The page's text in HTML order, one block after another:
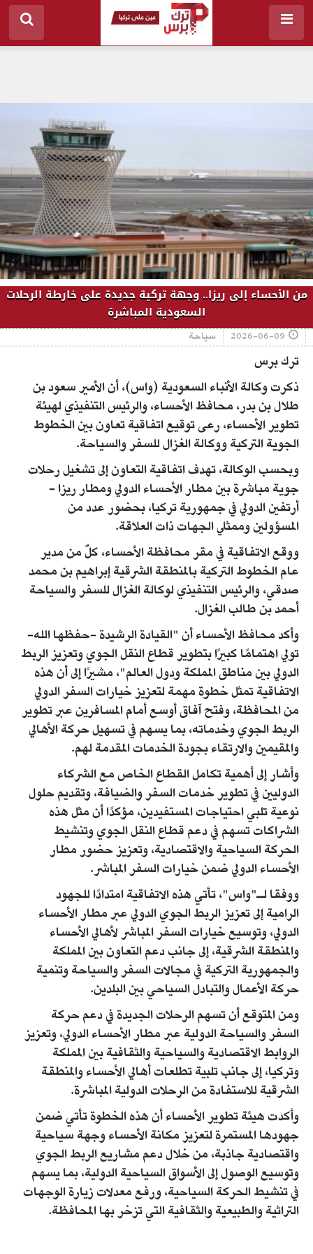
من الأحساء إلى ريزا.. وجهة تركية جديدة على خارطة الرحلات
السعودية المباشرة
2026-06-09 سياحة
ترك برس
ذكرت وكالة الأنباء السعودية (واس)، أن الأمير سعود بن
طلال بن بدر، محافظ الأحساء، والرئيس التنفيذي لهيئة
تطوير الأحساء، رعى توقيع اتفاقية تعاون بين الخطوط
الجوية التركية ووكالة الغزال للسفر والسياحة.
وبحسب الوكالة، تهدف اتفاقية التعاون إلى تشغيل رحلات
جوية مباشرة بين مطار الأحساء الدولي ومطار ريزا -
أرتفين الدولي في جمهورية تركيا، بحضور عدد من
المسؤولين وممثلي الجهات ذات العلاقة.
ووقع الاتفاقية في مقر محافظة الأحساء، كلٌ من مدير
عام الخطوط التركية بالمنطقة الشرقية إبراهيم بن محمد
صدقي، والرئيس التنفيذي لوكالة الغزال للسفر والسياحة
أحمد بن طالب الغزال.
وأكد محافظ الأحساء أن "القيادة الرشيدة -حفظها الله-
تولي اهتمامًا كبيرًا بتطوير قطاع النقل الجوي وتعزيز الربط
الدولي بين مناطق المملكة ودول العالم"، مشيرًا إلى أن هذه
الاتفاقية تمثل خطوة مهمة لتعزيز خيارات السفر الدولي
من المحافظة، وفتح آفاق أوسع أمام المسافرين عبر تطوير
الربط الجوي وخدماته، بما يسهم في تسهيل حركة الأهالي
والمقيمين والارتقاء بجودة الخدمات المقدمة لهم.
وأشار إلى أهمية تكامل القطاع الخاص مع الشركاء
الدوليين في تطوير خدمات السفر والضيافة، وتقديم حلول
نوعية تلبي احتياجات المستفيدين، مؤكدًا أن مثل هذه
الشراكات تسهم في دعم قطاع النقل الجوي وتنشيط
الحركة السياحية والاقتصادية، وتعزيز حضور مطار
الأحساء الدولي ضمن خيارات السفر المباشر.
ووفقا لـ"واس"، تأتي هذه الاتفاقية امتدادًا للجهود
الرامية إلى تعزيز الربط الجوي الدولي عبر مطار الأحساء
الدولي، وتوسيع خيارات السفر المباشر لأهالي الأحساء
والمنطقة الشرقية، إلى جانب دعم التعاون بين المملكة
والجمهورية التركية في مجالات السفر والسياحة وتنمية
حركة الأعمال والتبادل السياحي بين البلدين.
ومن المتوقع أن تسهم الرحلات الجديدة في دعم حركة
السفر والسياحة الدولية عبر مطار الأحساء الدولي، وتعزيز
الروابط الاقتصادية والسياحية والثقافية بين المملكة
وتركيا، إلى جانب تلبية تطلعات أهالي الأحساء والمنطقة
الشرقية للاستفادة من الرحلات الدولية المباشرة.
وأكدت هيئة تطوير الأحساء أن هذه الخطوة تأتي ضمن
جهودها المستمرة لتعزيز مكانة الأحساء وجهة سياحية
واقتصادية جاذبة، من خلال دعم مشاريع الربط الجوي
وتوسيع الوصول إلى الأسواق السياحية الدولية، بما يسهم
في تنشيط الحركة السياحية، ورفع معدلات زيارة الوجهات
التراثية والطبيعية والثقافية التي تزخر بها المحافظة.